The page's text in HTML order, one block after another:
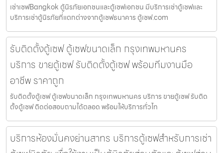
เช่าเซฟBangkok ตู้นิรภัยเอกชนและตู้เซฟเอกชน มีบริการเช่าตู้เซฟและ
บริการเช่าตู้นิรภัยที่แตกต่างจากตู้เซฟธนาคาร ตู้เซฟ.com
รับติดตั้งตู้เซฟ ตู้เซฟขนาดเล็ก กรุงเทพมหานคร
บริการ ขายตู้เซฟ รับติดตั้งตู้เซฟ พร้อมทีมงานมือ
อาชีพ ราคาถูก
รับติดตั้งตู้เซฟ ตู้เซฟขนาดเล็ก กรุงเทพมหานคร บริการ ขายตู้เซฟ รับติด
ตั้งตู้เซฟ ติดต่อสอบถามได้ตลอด พร้อมให้บริการทั่วไท
บริการห้องมั่นคงย่านสาทร บริการตู้เซฟสำหรับการเช่า